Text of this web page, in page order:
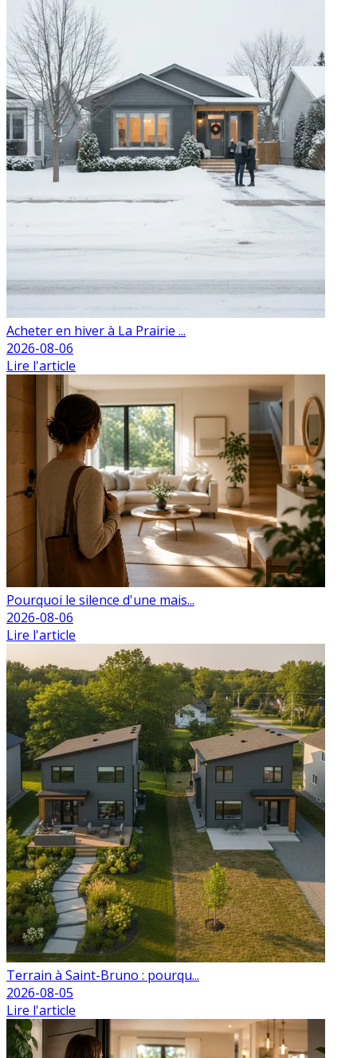
Acheter en hiver à La Prairie ...
2026-08-06
Lire l'article
Pourquoi le silence d'une mais...
2026-08-06
Lire l'article
Terrain à Saint-Bruno : pourqu...
2026-08-05
Lire l'article